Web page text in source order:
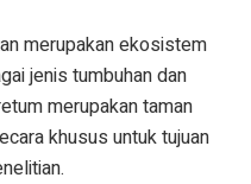
merupakan ekosistem
jenis tumbuhan dan
merupakan taman
khusus untuk tujuan